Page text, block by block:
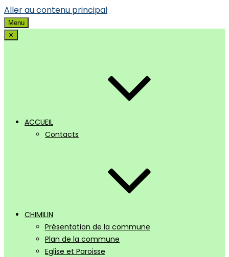
Aller au contenu principal
Menu
⨯
ACCUEIL
Contacts
CHIMILIN
Présentation de la commune
Plan de la commune
Eglise et Paroisse